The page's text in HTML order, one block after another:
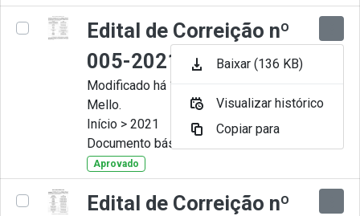
Edital de Correição nº
005-2021
Modificado há 11 Meses por Artur
Mello.
Início > 2021
Documento básico
Aprovado
Edital de Correição nº
Baixar (136 KB)
Visualizar histórico
Copiar para